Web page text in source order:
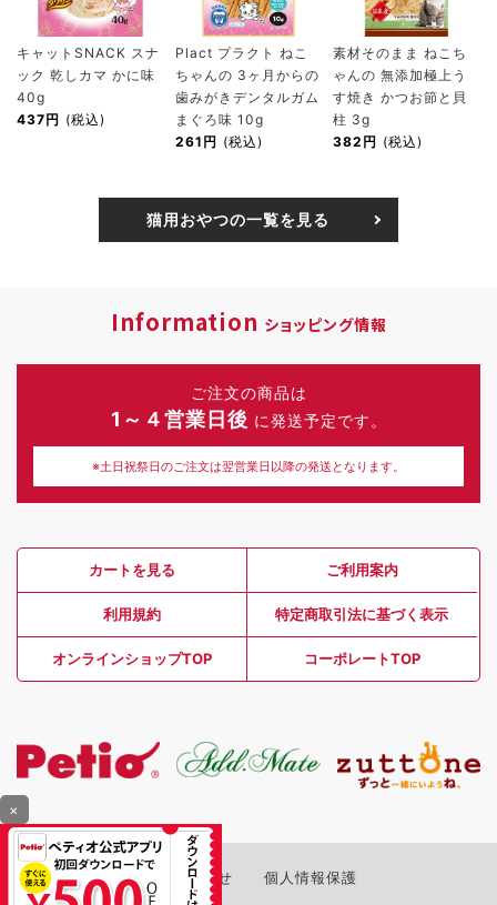
キャットSNACK スナ
ック 乾しカマ かに味
40g
437円 (税込)
Plact プラクト ねこ
ちゃんの 3ヶ月からの
歯みがきデンタルガム
まぐろ味 10g
261円 (税込)
素材そのまま ねこち
ゃんの 無添加極上う
す焼き かつお節と貝
柱 3g
382円 (税込)
猫用おやつの一覧を見る
Information ショッピング情報
ご注文の商品は
1～４営業日後 に発送予定です。
※土日祝祭日のご注文は翌営業日以降の発送となります。
カートを見る ご利用案内
利用規約 特定商取引法に基づく表示
オンラインショップTOP コーポレートTOP
お問い合わせ 個人情報保護
×